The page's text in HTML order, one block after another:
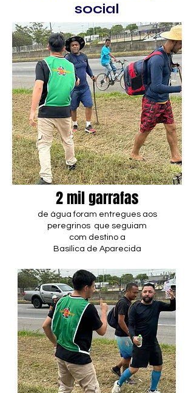
social
2 mil garrafas
de água foram entregues aos
peregrinos que seguiam
com destino a
Basílica de Aparecida